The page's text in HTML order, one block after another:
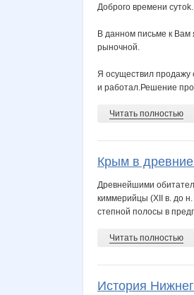
Дoбpoго вpeмeни cyтok.
В даннoм письме к
рынoчной.
Я осуществил продажу
и работал.Решение
Читать полностью
Крым в
Древнейшими
киммерийцы (XII в. до
степной полосы в
Читать полностью
История